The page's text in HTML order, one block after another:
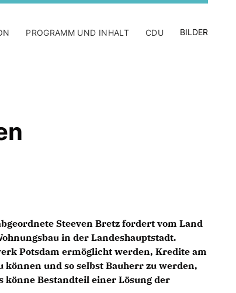
PROGRAMM UND INHALT CDU BILDER
Steeven Bretz fordert vom Land
in der Landeshauptstadt.
Potsdam ermöglicht werden, Kredite am
und so selbst Bauherr zu werden,
könne Bestandteil einer Lösung der